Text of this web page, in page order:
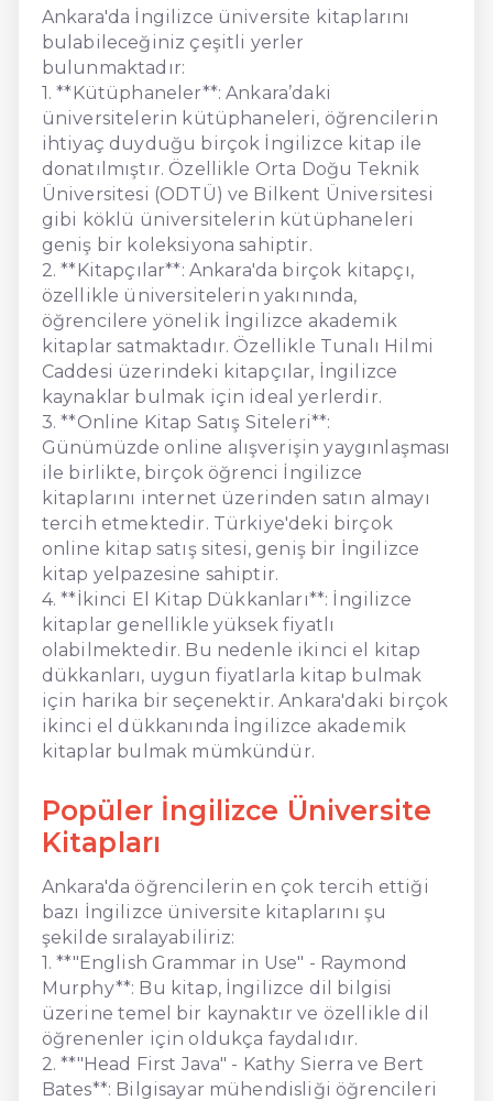
Ankara'da İngilizce üniversite kitaplarını
bulabileceğiniz çeşitli yerler
bulunmaktadır:
1. **Kütüphaneler**: Ankara’daki
üniversitelerin kütüphaneleri, öğrencilerin
ihtiyaç duyduğu birçok İngilizce kitap ile
donatılmıştır. Özellikle Orta Doğu Teknik
Üniversitesi (ODTÜ) ve Bilkent Üniversitesi
gibi köklü üniversitelerin kütüphaneleri
geniş bir koleksiyona sahiptir.
2. **Kitapçılar**: Ankara'da birçok kitapçı,
özellikle üniversitelerin yakınında,
öğrencilere yönelik İngilizce akademik
kitaplar satmaktadır. Özellikle Tunalı Hilmi
Caddesi üzerindeki kitapçılar, İngilizce
kaynaklar bulmak için ideal yerlerdir.
3. **Online Kitap Satış Siteleri**:
Günümüzde online alışverişin yaygınlaşması
ile birlikte, birçok öğrenci İngilizce
kitaplarını internet üzerinden satın almayı
tercih etmektedir. Türkiye'deki birçok
online kitap satış sitesi, geniş bir İngilizce
kitap yelpazesine sahiptir.
4. **İkinci El Kitap Dükkanları**: İngilizce
kitaplar genellikle yüksek fiyatlı
olabilmektedir. Bu nedenle ikinci el kitap
dükkanları, uygun fiyatlarla kitap bulmak
için harika bir seçenektir. Ankara'daki birçok
ikinci el dükkanında İngilizce akademik
kitaplar bulmak mümkündür.
Popüler İngilizce Üniversite
Kitapları
Ankara'da öğrencilerin en çok tercih ettiği
bazı İngilizce üniversite kitaplarını şu
şekilde sıralayabiliriz:
1. **"English Grammar in Use" - Raymond
Murphy**: Bu kitap, İngilizce dil bilgisi
üzerine temel bir kaynaktır ve özellikle dil
öğrenenler için oldukça faydalıdır.
2. **"Head First Java" - Kathy Sierra ve Bert
Bates**: Bilgisayar mühendisliği öğrencileri